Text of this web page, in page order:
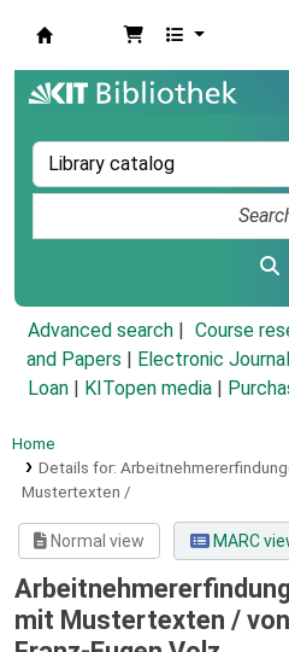
Advanced search Course
and Papers
Electronic
Loan
KITopen media
Home
Details for:
Mustertexten /
Normal view MARC
mit Mustertexten /